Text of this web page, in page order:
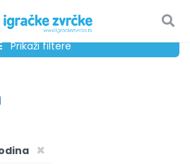
Prikaži filtere
×